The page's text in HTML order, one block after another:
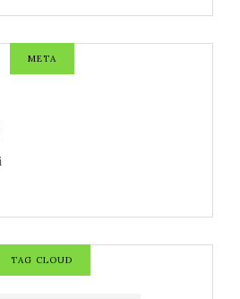
META
TAG CLOUD